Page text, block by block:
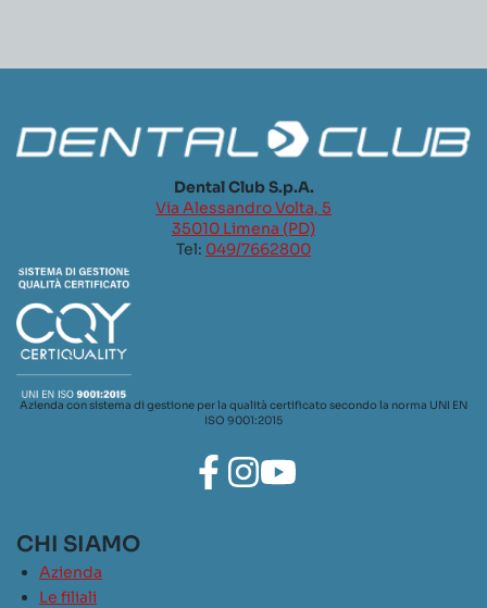
Dental Club S.p.A.
Via Alessandro Volta, 5
35010 Limena (PD)
Tel: 049/7662800
Azienda con sistema di gestione per la qualità certificato secondo la norma UNI EN
ISO 9001:2015
CHI SIAMO
Azienda
Le filiali